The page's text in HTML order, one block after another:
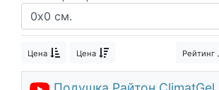
Цена Цена Рейтинг